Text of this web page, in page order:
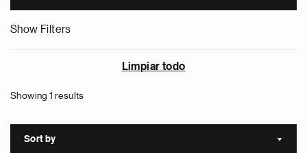
Show Filters
Limpiar todo
Showing 1 results
Sort by Sort